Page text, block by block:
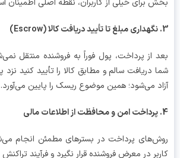
برای خیلی از کاربران، نقطه اصلی اطمینان است.
از پرداخت، پول فوراً به فروشنده منتقل نمی‌شود.
دریافت سالم و مطابق کالا را تأیید کنید نزد
می‌شود؛ همین موضوع ریسک را پایین می‌آورد.
پرداخت در بسترهای مطمئن انجام می‌شود تا
در معرض فروشنده قرار نگیرد و فرآیند تراکنش